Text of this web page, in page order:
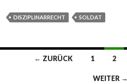
DISZIPLINARRECHT SOLDAT
← ZURÜCK 1 2
WEITER →